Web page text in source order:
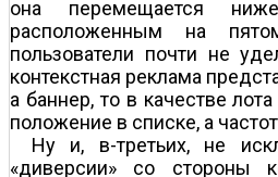
она перемещается
расположенным на
пользователи почти не
контекстная реклама
а баннер, то в качестве
положение в списке, а
Ну и, в-третьих, не
«диверсии» со стороны